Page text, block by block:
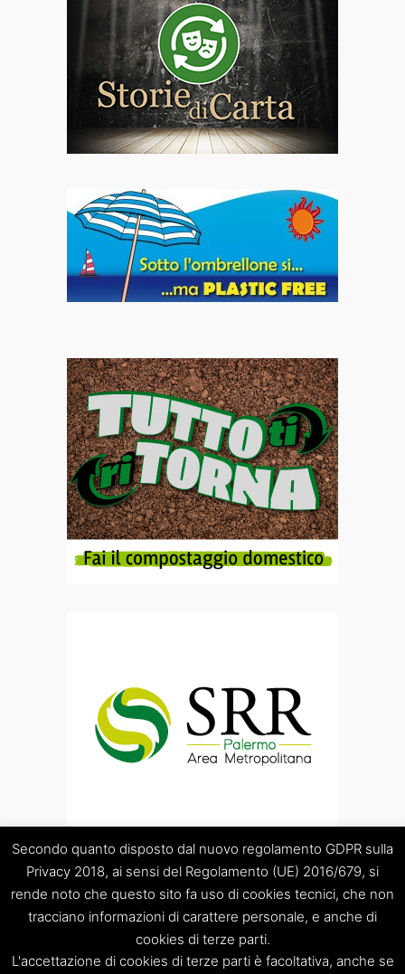
“Società Regolamentazione del servizio di gestione Rifiuti
“Palermo Area Metropolitana” S.C.p.A.
Secondo quanto disposto dal nuovo regolamento GDPR sulla
Privacy 2018, ai sensi del Regolamento (UE) 2016/679, si
rende noto che questo sito fa uso di cookies tecnici, che non
tracciano informazioni di carattere personale, e anche di
cookies di terze parti.
L'accettazione di cookies di terze parti è facoltativa, anche se